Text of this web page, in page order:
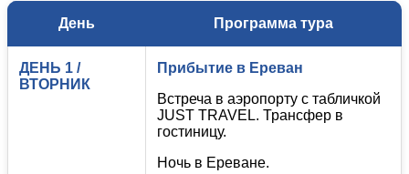
День Программа тура
ДЕНЬ 1 /
ВТОРНИК
Прибытие в Ереван
Встреча в аэропорту с табличкой
JUST TRAVEL. Трансфер в
гостиницу.
Ночь в Ереване.